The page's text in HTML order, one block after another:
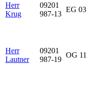
Herr
Krug
09201
987-13
EG 03
Herr
Lautner
09201
987-19
OG 11